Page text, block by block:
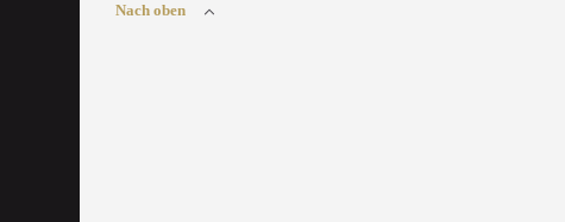
Nach oben